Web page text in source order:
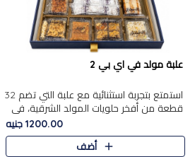
علبة مولد في اي بي 2
استمتع بتجربة استثنائية مع علبة التي تضم 32
قطعة من أفخر حلويات المولد الشرقية، في
تشكيلة تجمع بين الأصالة والاختيارات الفاخرة.
تحتوي العلبة..
1200.00 جنيه
أضف